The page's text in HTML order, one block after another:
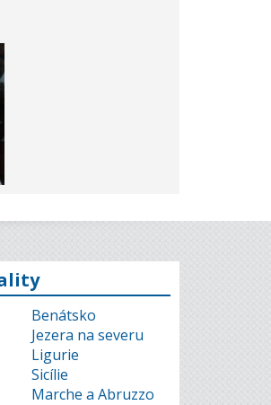
Benátsko
Jezera na severu
Ligurie
Sicílie
Marche a Abruzzo